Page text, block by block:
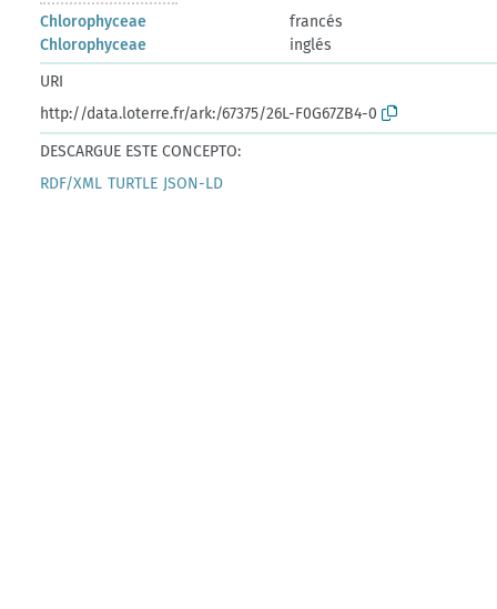
Chlorophyceae
francés
Chlorophyceae
inglés
URI
http://data.loterre.fr/ark:/67375/26L-F0G67ZB4-0
DESCARGUE ESTE CONCEPTO:
RDF/XML TURTLE JSON-LD